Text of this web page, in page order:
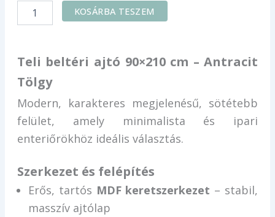
KOSÁRBA TESZEM
Teli beltéri ajtó 90×210 cm – Antracit
Tölgy
Modern, karakteres megjelenésű, sötétebb
felület, amely minimalista és ipari
enteriőrökhöz ideális választás.
Szerkezet és felépítés
Erős, tartós MDF keretszerkezet – stabil,
masszív ajtólap